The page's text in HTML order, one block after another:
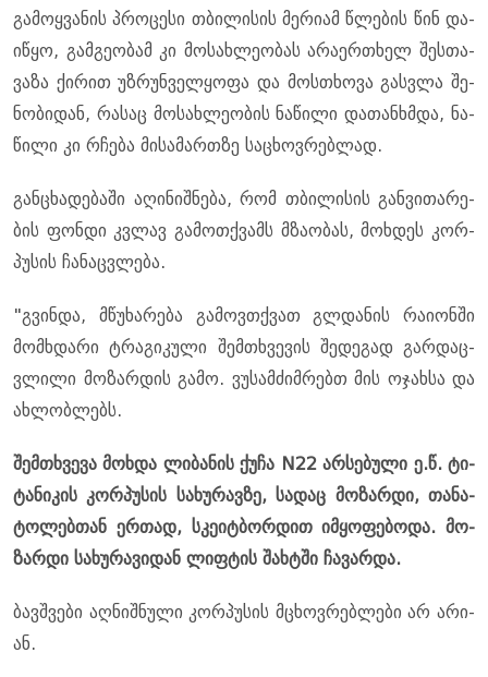
გა­მოყ­ვა­ნის პრო­ცე­სი თბი­ლი­სის მე­რი­ამ წლე­ბის წინ და­
ი­წყო, გამ­გე­ო­ბამ კი მო­სახ­ლე­ო­ბას არა­ერ­თხელ შეს­თა­
ვა­ზა ქი­რით უზ­რუნ­ველ­ყო­ფა და მოს­თხო­ვა გას­ვლა შე­
ნო­ბი­დან, რა­საც მო­სახ­ლე­ო­ბის ნა­წი­ლი და­თან­ხმდა, ნა­
წი­ლი კი რჩე­ბა მი­სა­მარ­თზე სა­ცხოვ­რებ­ლად.
გან­ცხა­დე­ბა­ში აღი­ნიშ­ნე­ბა, რომ თბი­ლი­სის გან­ვი­თა­რე­
ბის ფონ­დი კვლავ გა­მოთ­ქვამს მზა­ო­ბას, მოხ­დეს კორ­
პუ­სის ჩა­ნაც­ვლე­ბა.
"გვინ­და, მწუ­ხა­რე­ბა გა­მოვ­თქვათ გლ­და­ნის რა­ი­ონ­ში
მომ­ხდა­რი ტრა­გი­კუ­ლი შემ­თხვე­ვის შე­დე­გად გარ­დაც­
ვლი­ლი მო­ზარ­დის გამო. ვუ­სამ­ძიმ­რებთ მის ოჯახ­სა და
ახ­ლობ­ლებს.
შემ­თხვე­ვა მოხ­და ლი­ბა­ნის ქუჩა N22 არ­სე­ბუ­ლი ე.წ. ტი­
ტა­ნი­კის კორ­პუ­სის სა­ხუ­რავ­ზე, სა­დაც მო­ზარ­დი, თა­ნა­
ტო­ლებ­თან ერ­თად, სკე­იტ­ბორ­დით იმ­ყო­ფე­ბო­და. მო­
ზარ­დი სა­ხუ­რა­ვი­დან ლიფ­ტის შახ­ტში ჩა­ვარ­და.
ბავ­შვე­ბი აღ­ნიშ­ნუ­ლი კორ­პუ­სის მცხოვ­რებ­ლე­ბი არ არი­
ან.